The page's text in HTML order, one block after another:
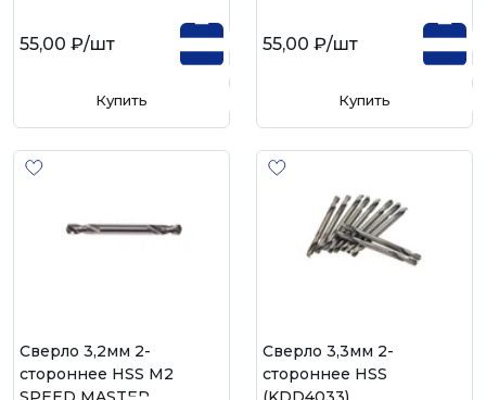
55,00 ₽/шт
Купить
55,00 ₽/шт
Купить
Сверло 3,2мм 2-
стороннее HSS М2
Сверло 3,3мм 2-
стороннее HSS